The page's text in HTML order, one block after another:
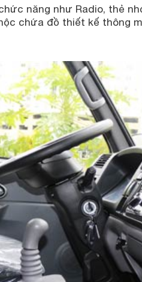
năng như Radio, thẻ
chứa đồ thiết kế thông